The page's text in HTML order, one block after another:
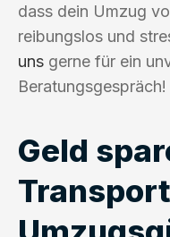
dass dein Umzug
reibungslos und
uns gerne für ein
Beratungsgespräch!
Geld